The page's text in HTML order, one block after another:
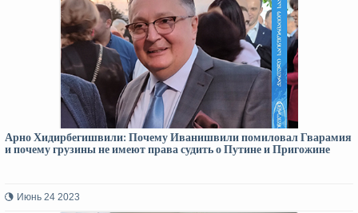
Арно Хидирбегишвили: Почему Иванишвили помиловал Гварамия
и почему грузины не имеют права судить о Путине и Пригожине
Июнь 24 2023